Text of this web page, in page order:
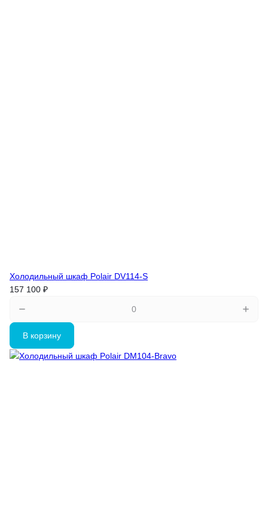
Холодильный шкаф Polair DV114-S
157 100 ₽
В корзину